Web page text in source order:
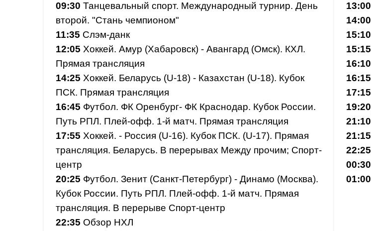
09:30 Танцевальный спорт. Международный турнир. День
второй. "Стань чемпионом"
11:35 Слэм-данк
12:05 Хоккей. Амур (Хабаровск) - Авангард (Омск). КХЛ.
Прямая трансляция
14:25 Хоккей. Беларусь (U-18) - Казахстан (U-18). Кубок
ПСК. Прямая трансляция
16:45 Футбол. ФК Оренбург- ФК Краснодар. Кубок России.
Путь РПЛ. Плей-офф. 1-й матч. Прямая трансляция
17:55 Хоккей. - Россия (U-16). Кубок ПСК. (U-17). Прямая
трансляция. Беларусь. В перерывах Между прочим; Спорт-
центр
20:25 Футбол. Зенит (Санкт-Петербург) - Динамо (Москва).
Кубок России. Путь РПЛ. Плей-офф. 1-й матч. Прямая
трансляция. В перерыве Спорт-центр
22:35 Обзор НХЛ
13:00
14:00
15:10
15:15
16:10
16:15
17:15
19:20
21:10
21:15
22:25
00:30
01:00